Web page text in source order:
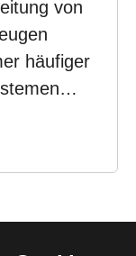
von
häufiger